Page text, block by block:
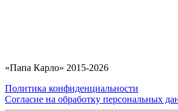
«Папа Карло» 2015-2026
Политика конфиденциальности
Согласие на обработку персональных